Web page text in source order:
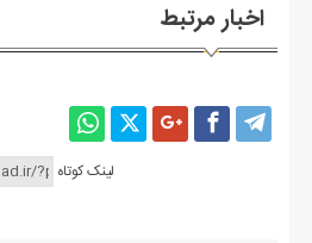
اخبار مرتبط
لینک کوتاه